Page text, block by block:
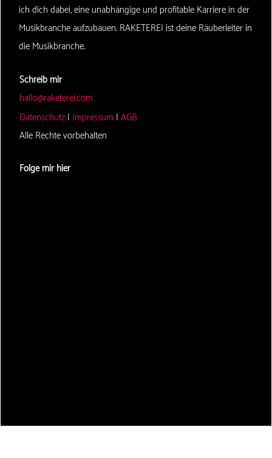
ich dich dabei, eine unabhängige und profitable Karriere in der
Musikbranche aufzubauen. RAKETEREI ist deine Räuberleiter in
die Musikbranche.
Schreib mir
hallo@raketerei.com
Datenschutz | Impressum | AGB
Alle Rechte vorbehalten
Folge mir hier